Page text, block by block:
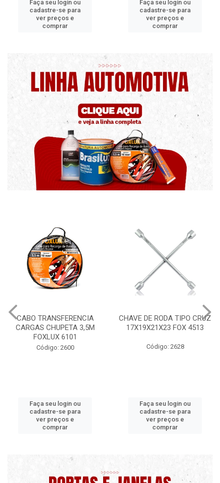
Faça seu login ou
cadastre-se para
ver preços e
comprar
Faça seu login ou
cadastre-se para
ver preços e
comprar
CHAVE DE RODA TIPO CRUZ
17X19X21X23 FOX 4513
Código: 2628
Faça seu login ou
cadastre-se para
ver preços e
comprar
CERA PROFISSIONAL 200G
MAXI RUBBER
Código: 9820 B
Faça seu login ou
cadastre-se para
ver preços e
comprar